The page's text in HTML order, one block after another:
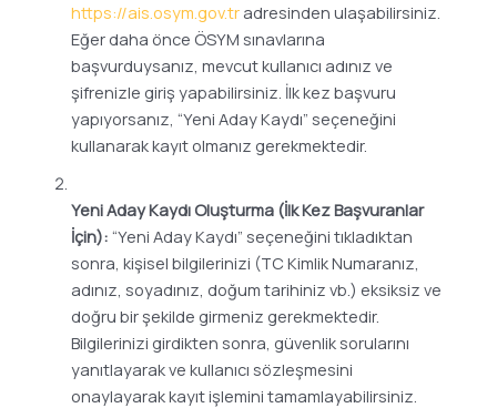
https://ais.osym.gov.tr adresinden ulaşabilirsiniz.
Eğer daha önce ÖSYM sınavlarına
başvurduysanız, mevcut kullanıcı adınız ve
şifrenizle giriş yapabilirsiniz. İlk kez başvuru
yapıyorsanız, “Yeni Aday Kaydı” seçeneğini
kullanarak kayıt olmanız gerekmektedir.
Yeni Aday Kaydı Oluşturma (İlk Kez Başvuranlar
İçin): “Yeni Aday Kaydı” seçeneğini tıkladıktan
sonra, kişisel bilgilerinizi (TC Kimlik Numaranız,
adınız, soyadınız, doğum tarihiniz vb.) eksiksiz ve
doğru bir şekilde girmeniz gerekmektedir.
Bilgilerinizi girdikten sonra, güvenlik sorularını
yanıtlayarak ve kullanıcı sözleşmesini
onaylayarak kayıt işlemini tamamlayabilirsiniz.